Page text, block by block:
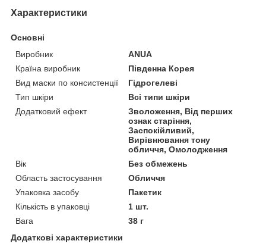
Характеристики
Основні
Виробник
ANUA
Країна виробник
Південна Корея
Вид маски по консистенції
Гідрогелеві
Тип шкіри
Всі типи шкіри
Додатковий ефект
Зволоження, Від перших
ознак старіння,
Заспокійливий,
Вирівнювання тону
обличчя, Омолодження
Вік
Без обмежень
Область застосування
Обличчя
Упаковка засобу
Пакетик
Кількість в упаковці
1 шт.
Вага
38 г
Додаткові характеристики